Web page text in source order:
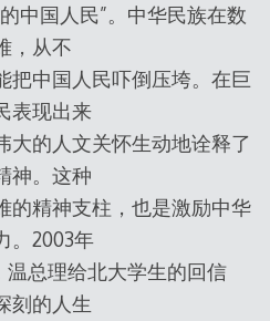
中国人民”。中华民族在数
，从不
把中国人民吓倒压垮。在巨
表现出来
大的人文关怀生动地诠释了
神。这种
的精神支柱，也是激励中华
。2003年
温总理给北大学生的回信
刻的人生